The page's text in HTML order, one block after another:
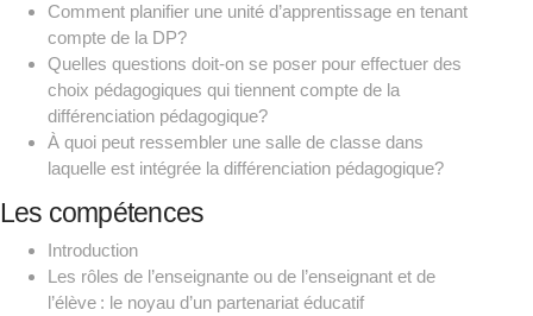
Comment planifier une unité d’apprentissage en tenant
compte de la DP?
Quelles questions doit-on se poser pour effectuer des
choix pédagogiques qui tiennent compte de la
différenciation pédagogique?
À quoi peut ressembler une salle de classe dans
laquelle est intégrée la différenciation pédagogique?
Les compétences
Introduction
Les rôles de l’enseignante ou de l’enseignant et de
l’élève : le noyau d’un partenariat éducatif